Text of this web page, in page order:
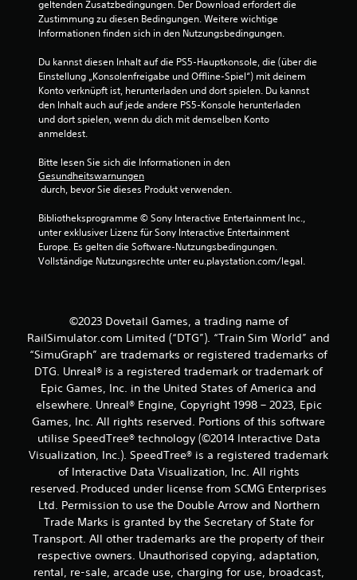
geltenden Zusatzbedingungen. Der Download erfordert die
Zustimmung zu diesen Bedingungen. Weitere wichtige
Informationen finden sich in den Nutzungsbedingungen.
Du kannst diesen Inhalt auf die PS5-Hauptkonsole, die (über die
Einstellung „Konsolenfreigabe und Offline-Spiel“) mit deinem
Konto verknüpft ist, herunterladen und dort spielen. Du kannst
den Inhalt auch auf jede andere PS5-Konsole herunterladen
und dort spielen, wenn du dich mit demselben Konto
anmeldest.
Bitte lesen Sie sich die Informationen in den
Gesundheitswarnungen
durch, bevor Sie dieses Produkt verwenden.
Bibliotheksprogramme © Sony Interactive Entertainment Inc.,
unter exklusiver Lizenz für Sony Interactive Entertainment
Europe. Es gelten die Software-Nutzungsbedingungen.
Vollständige Nutzungsrechte unter eu.playstation.com/legal.
©2023 Dovetail Games, a trading name of
RailSimulator.com Limited (“DTG”). “Train Sim World” and
“SimuGraph” are trademarks or registered trademarks of
DTG. Unreal® is a registered trademark or trademark of
Epic Games, Inc. in the United States of America and
elsewhere. Unreal® Engine, Copyright 1998 – 2023, Epic
Games, Inc. All rights reserved. Portions of this software
utilise SpeedTree® technology (©2014 Interactive Data
Visualization, Inc.). SpeedTree® is a registered trademark
of Interactive Data Visualization, Inc. All rights
reserved. Produced under license from SCMG Enterprises
Ltd. Permission to use the Double Arrow and Northern
Trade Marks is granted by the Secretary of State for
Transport. All other trademarks are the property of their
respective owners. Unauthorised copying, adaptation,
rental, re-sale, arcade use, charging for use, broadcast,